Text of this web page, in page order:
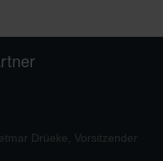
Drüeke, Vorsitzender